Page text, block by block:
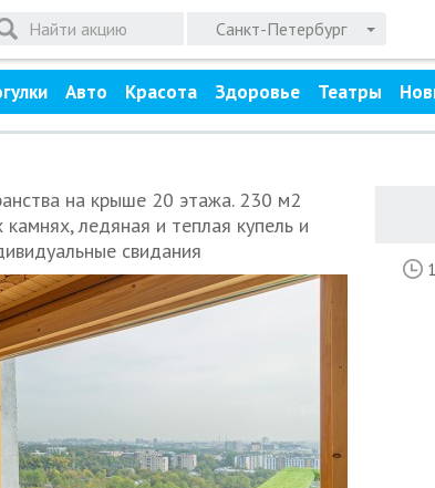
Санкт-Петербург
Авто Красота Здоровье Театры
на крыше 20 этажа. 230 м2
ледяная и теплая купель и
свидания